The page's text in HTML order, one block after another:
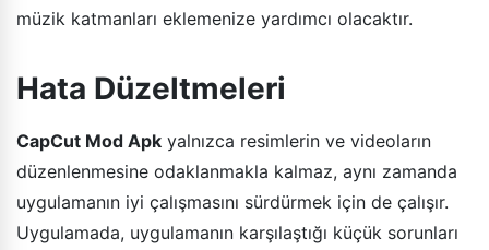
müzik katmanları eklemenize yardımcı olacaktır.
Hata Düzeltmeleri
CapCut Mod Apk yalnızca resimlerin ve videoların
düzenlenmesine odaklanmakla kalmaz, aynı zamanda
uygulamanın iyi çalışmasını sürdürmek için de çalışır.
Uygulamada, uygulamanın karşılaştığı küçük sorunları